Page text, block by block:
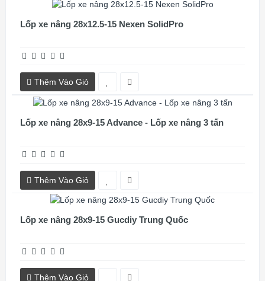
Lốp xe nâng 28x12.5-15 Nexen SolidPro
Thêm Vào Giỏ
Lốp xe nâng 28x9-15 Advance - Lốp xe nâng 3 tấn
Thêm Vào Giỏ
Lốp xe nâng 28x9-15 Gucdiy Trung Quốc
Thêm Vào Giỏ